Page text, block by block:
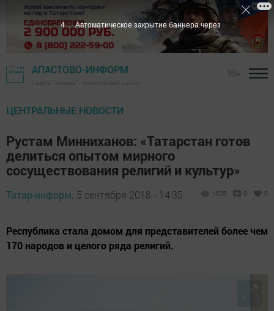
АПАСТОВО-ИНФОРМ
ЦЕНТРАЛЬНЫЕ НОВОСТИ
Рустам Минниханов: «Татарстан готов
делиться опытом мирного
сосуществования религий и культур»
Татар-информ, 5 сентября 2018 - 14:35 1325 0 0
Республика стала домом для представителей более чем
170 народов и целого ряда религий.
3 Автоматическое закрытие баннера через